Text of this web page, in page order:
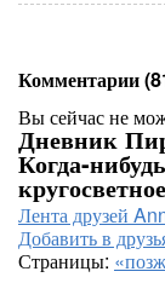
Комментарии
Вы сейчас не
Дневник
Когда-
Лента друзей
Добавить в
Страницы: